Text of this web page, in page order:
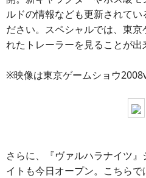
ルドの情報なども更新されてい
ださい。スペシャルでは、東
れたトレーラーを見ることが出
※映像は東京ゲームショウ
さらに、『ヴァルハラナイツ
イトも今日オープン。こちら